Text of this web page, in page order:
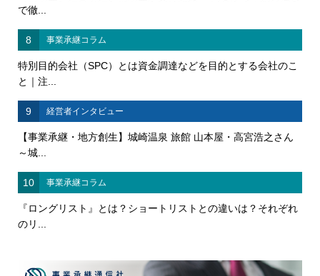
で徹...
8 事業承継コラム
特別目的会社（SPC）とは資金調達などを目的とする会社のこ
と｜注...
9 経営者インタビュー
【事業承継・地方創生】城崎温泉 旅館 山本屋・高宮浩之さん
～城...
10 事業承継コラム
『ロングリスト』とは？ショートリストとの違いは？それぞれ
のリ...